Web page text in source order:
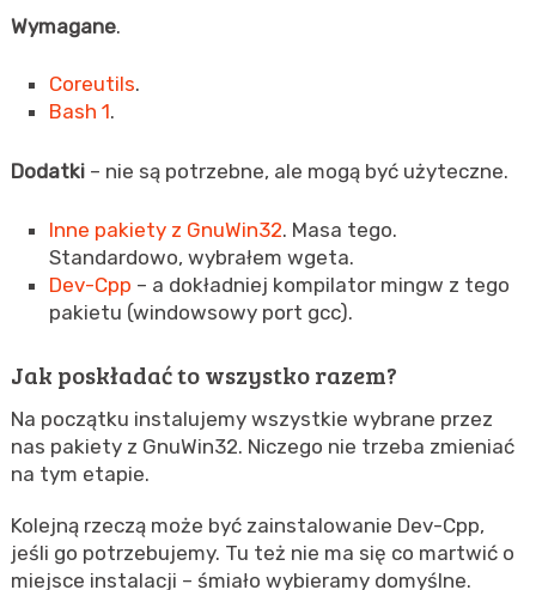
Wymagane.
Coreutils.
Bash 1.
Dodatki– nie są potrzebne, ale mogą być użyteczne.
Inne pakiety z GnuWin32. Masa tego.
Standardowo, wybrałem wgeta.
Dev-Cpp – a dokładniej kompilator mingw z tego
pakietu (windowsowy port gcc).
Jak poskładać to wszystko razem?
Na początku instalujemy wszystkie wybrane przez
nas pakiety z GnuWin32. Niczego nie trzeba zmieniać
na tym etapie.
Kolejną rzeczą może być zainstalowanie Dev-Cpp,
jeśli go potrzebujemy. Tu też nie ma się co martwić o
miejsce instalacji – śmiało wybieramy domyślne.